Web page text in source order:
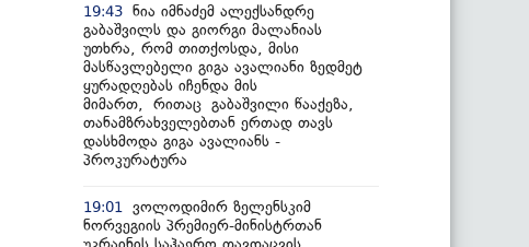
19:43 ნია იმნაძემ ალექსანდრე
გაბაშვილს და გიორგი მალანიას
უთხრა, რომ თითქოსდა, მისი
მასწავლებელი გიგა ავალიანი ზედმეტ
ყურადღებას იჩენდა მის
მიმართ, რითაც გაბაშვილი წააქეზა,
თანამზრახველებთან ერთად თავს
დასხმოდა გიგა ავალიანს -
პროკურატურა
19:01
ვოლოდიმირ ზელენსკიმ
ნორვეგიის პრემიერ-მინისტრთან